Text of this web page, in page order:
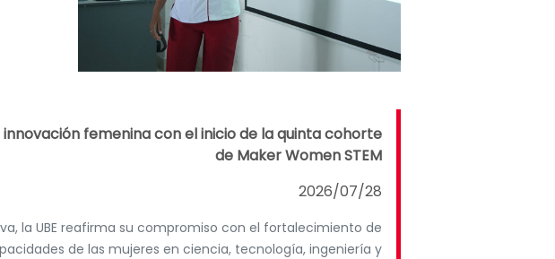
innovación femenina con el inicio de la quinta cohorte
de Maker Women STEM
2026/07/28
la UBE reafirma su compromiso con el fortalecimiento de
de las mujeres en ciencia, tecnología, ingeniería y